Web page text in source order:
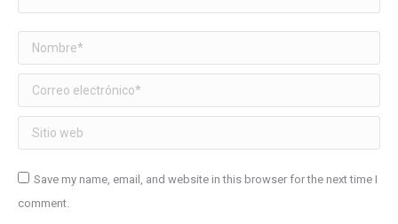
Nombre *
Correo electrónico *
Sitio web
Save my name, email, and website in this browser for the next time I
comment.